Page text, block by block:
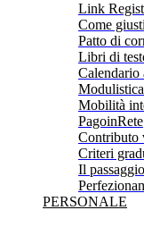
Link
Come
Patto di
Libri di
Calendario
Mobilità
PagoinRete
Contributo
Criteri
Il
PERSONALE